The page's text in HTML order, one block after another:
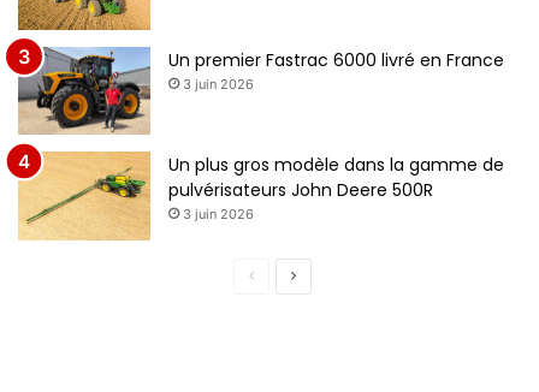
partenariat avec MacDon Industries Ltd. pour fabriquer des
barres de récolte à tapis co-signées pour les
moissonneuses-batteuses Case IH Axial-Flow et New
Holland.
Un premier Fastrac 6000 livré en France
3 juin 2026
Un plus gros modèle dans la gamme de
pulvérisateurs John Deere 500R
3 juin 2026
Page
Page